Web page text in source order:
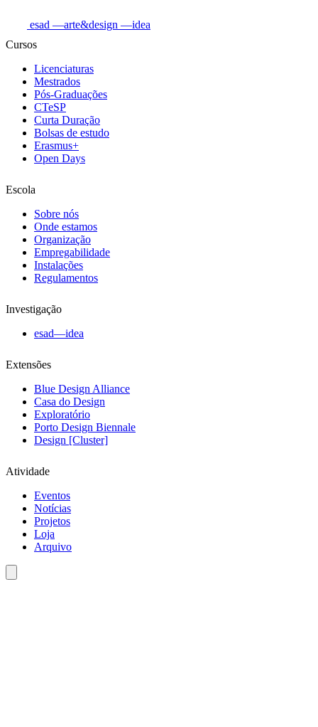
esad —arte&design —idea
Cursos
Licenciaturas
Mestrados
Pós-Graduações
CTeSP
Curta Duração
Bolsas de estudo
Erasmus+
Open Days
Escola
Sobre nós
Onde estamos
Organização
Empregabilidade
Instalações
Regulamentos
Investigação
esad—idea
Extensões
Blue Design Alliance
Casa do Design
Exploratório
Porto Design Biennale
Design [Cluster]
Atividade
Eventos
Notícias
Projetos
Loja
Arquivo